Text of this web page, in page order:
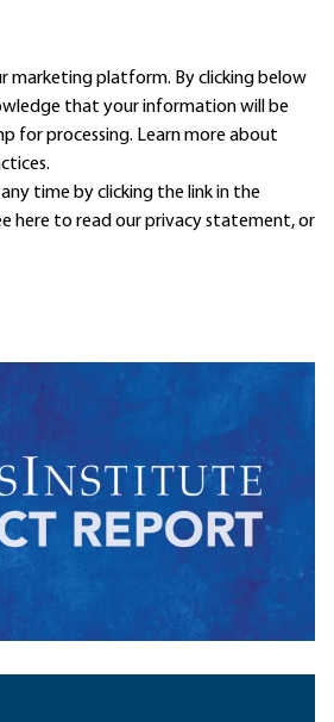
marketing platform. By clicking below
that your information will be
for processing. Learn moreabout
time by clicking the link in the
here to read ourprivacy statement, or